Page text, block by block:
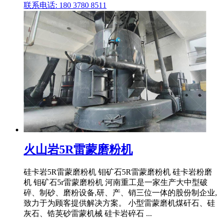
联系电话: 180 3780 8511
火山岩5R雷蒙磨粉机
硅卡岩5R雷蒙磨粉机 钼矿石5R雷蒙磨粉机 硅卡岩粉磨
机 钼矿石5r雷蒙磨粉机 河南重工是一家生产大中型破
碎、制砂、磨粉设备,研、产、销三位一体的股份制企业,
致力于为顾客提供解决方案。 小型雷蒙磨机煤矸石、硅
灰石、锆英砂雷蒙机械 硅卡岩碎石 ...